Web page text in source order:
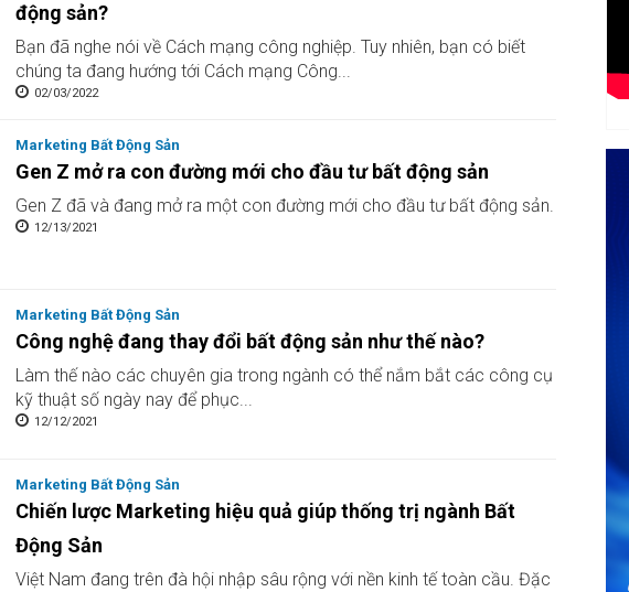
động sản?
Bạn đã nghe nói về Cách mạng công nghiệp. Tuy nhiên, bạn có biết
chúng ta đang hướng tới Cách mạng Công...
02/03/2022
Marketing Bất Động Sản
Gen Z mở ra con đường mới cho đầu tư bất động sản
Gen Z đã và đang mở ra một con đường mới cho đầu tư bất động sản.
12/13/2021
Marketing Bất Động Sản
Công nghệ đang thay đổi bất động sản như thế nào?
Làm thế nào các chuyên gia trong ngành có thể nắm bắt các công cụ
kỹ thuật số ngày nay để phục...
12/12/2021
Marketing Bất Động Sản
Chiến lược Marketing hiệu quả giúp thống trị ngành Bất
Động Sản
Việt Nam đang trên đà hội nhập sâu rộng với nền kinh tế toàn cầu. Đặc